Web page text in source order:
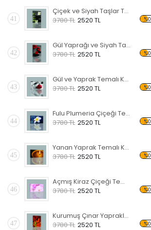
41
Çiçek ve Siyah Taşlar Temalı Kanvas Tablo
3780 TL 2520 TL %0
42
Gül Yaprağı ve Siyah Taş Kanvas Tablo
3780 TL 2520 TL %0
43
Gül ve Yaprak Temalı Kanvas Tablo
3780 TL 2520 TL %0
44
Fulu Plumeria Çiçeği Temalı Kanvas Tablo
3780 TL 2520 TL %0
45
Yanan Yaprak Temalı Kanvas Tablo
3780 TL 2520 TL %0
46
Açmış Kiraz Çiçeği Temalı Kanvas Tablo
3780 TL 2520 TL %0
47
Kurumuş Çınar Yaprakları Temalı Kanvas Tablo
3780 TL 2520 TL %0